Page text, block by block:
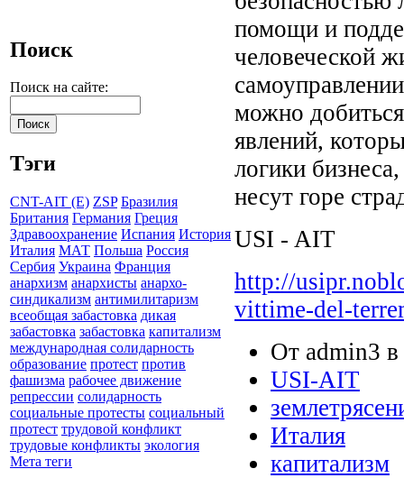
Поиск
Поиск на сайте:
Тэги
CNT-AIT (E) ZSP Бразилия
Британия Германия Греция
Здравоохранение Испания История
Италия МАТ Польша Россия
Сербия Украина Франция
анархизм анархисты анархо-
синдикализм антимилитаризм
всеобщая забастовка дикая
забастовка забастовка капитализм
международная солидарность
образование протест против
фашизма рабочее движение
репрессии солидарность
социальные протесты социальный
протест трудовой конфликт
трудовые конфликты экология
Мета теги
помощи и
человеческой
можно
явлений,
логики
несут горе
USI - AIT
http://
vittime-del-
От admin3
USI-AIT
Италия
капитализм